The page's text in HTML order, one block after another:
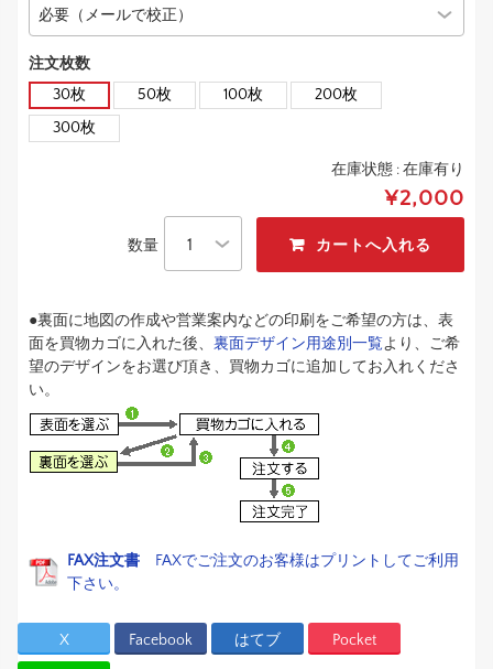
注文枚数
30枚
50枚 100枚
200枚
300枚
在庫状態 :在庫有り
¥2,000
数量
●裏面に地図の作成や営業案内などの印刷をご希望の方は、表
面を買物カゴに入れた後、 裏面デザイン用途別一覧より、ご希
望のデザインをお選び頂き、買物カゴに追加してお入れくださ
い。
FAX注文書 FAXでご注文のお客様はプリントしてご利用
下さい。
X Facebook はてブ Pocket